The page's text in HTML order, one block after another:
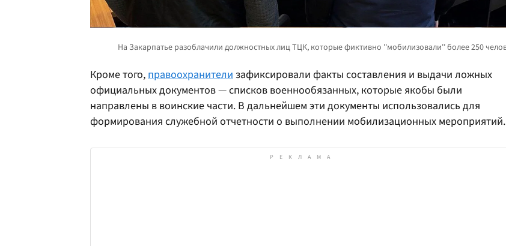
Кроме того, правоохранители зафиксировали факты составления и выдачи ложных
официальных документов — списков военнообязанных, которые якобы были
направлены в воинские части. В дальнейшем эти документы использовались для
формирования служебной отчетности о выполнении мобилизационных мероприятий.